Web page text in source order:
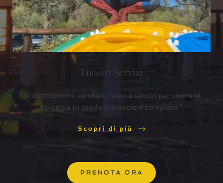
I nostri Servizi
“A disposizione comfort, relax e servizi per vivere la
spiaggia in modo piacevole e completo.”
Scopri di più
PRENOTA ORA